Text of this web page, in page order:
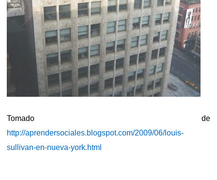
Tomado de
http://aprendersociales.blogspot.com/2009/06/louis-
sullivan-en-nueva-york.html